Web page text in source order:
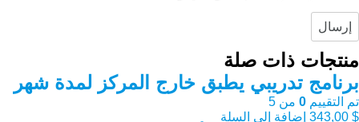
منتجات ذات صلة
برنامج تدريبي يطبق خارج المركز لمدة شهر
تم التقييم 0 من 5
343,00 $ إضافة إلى السلة